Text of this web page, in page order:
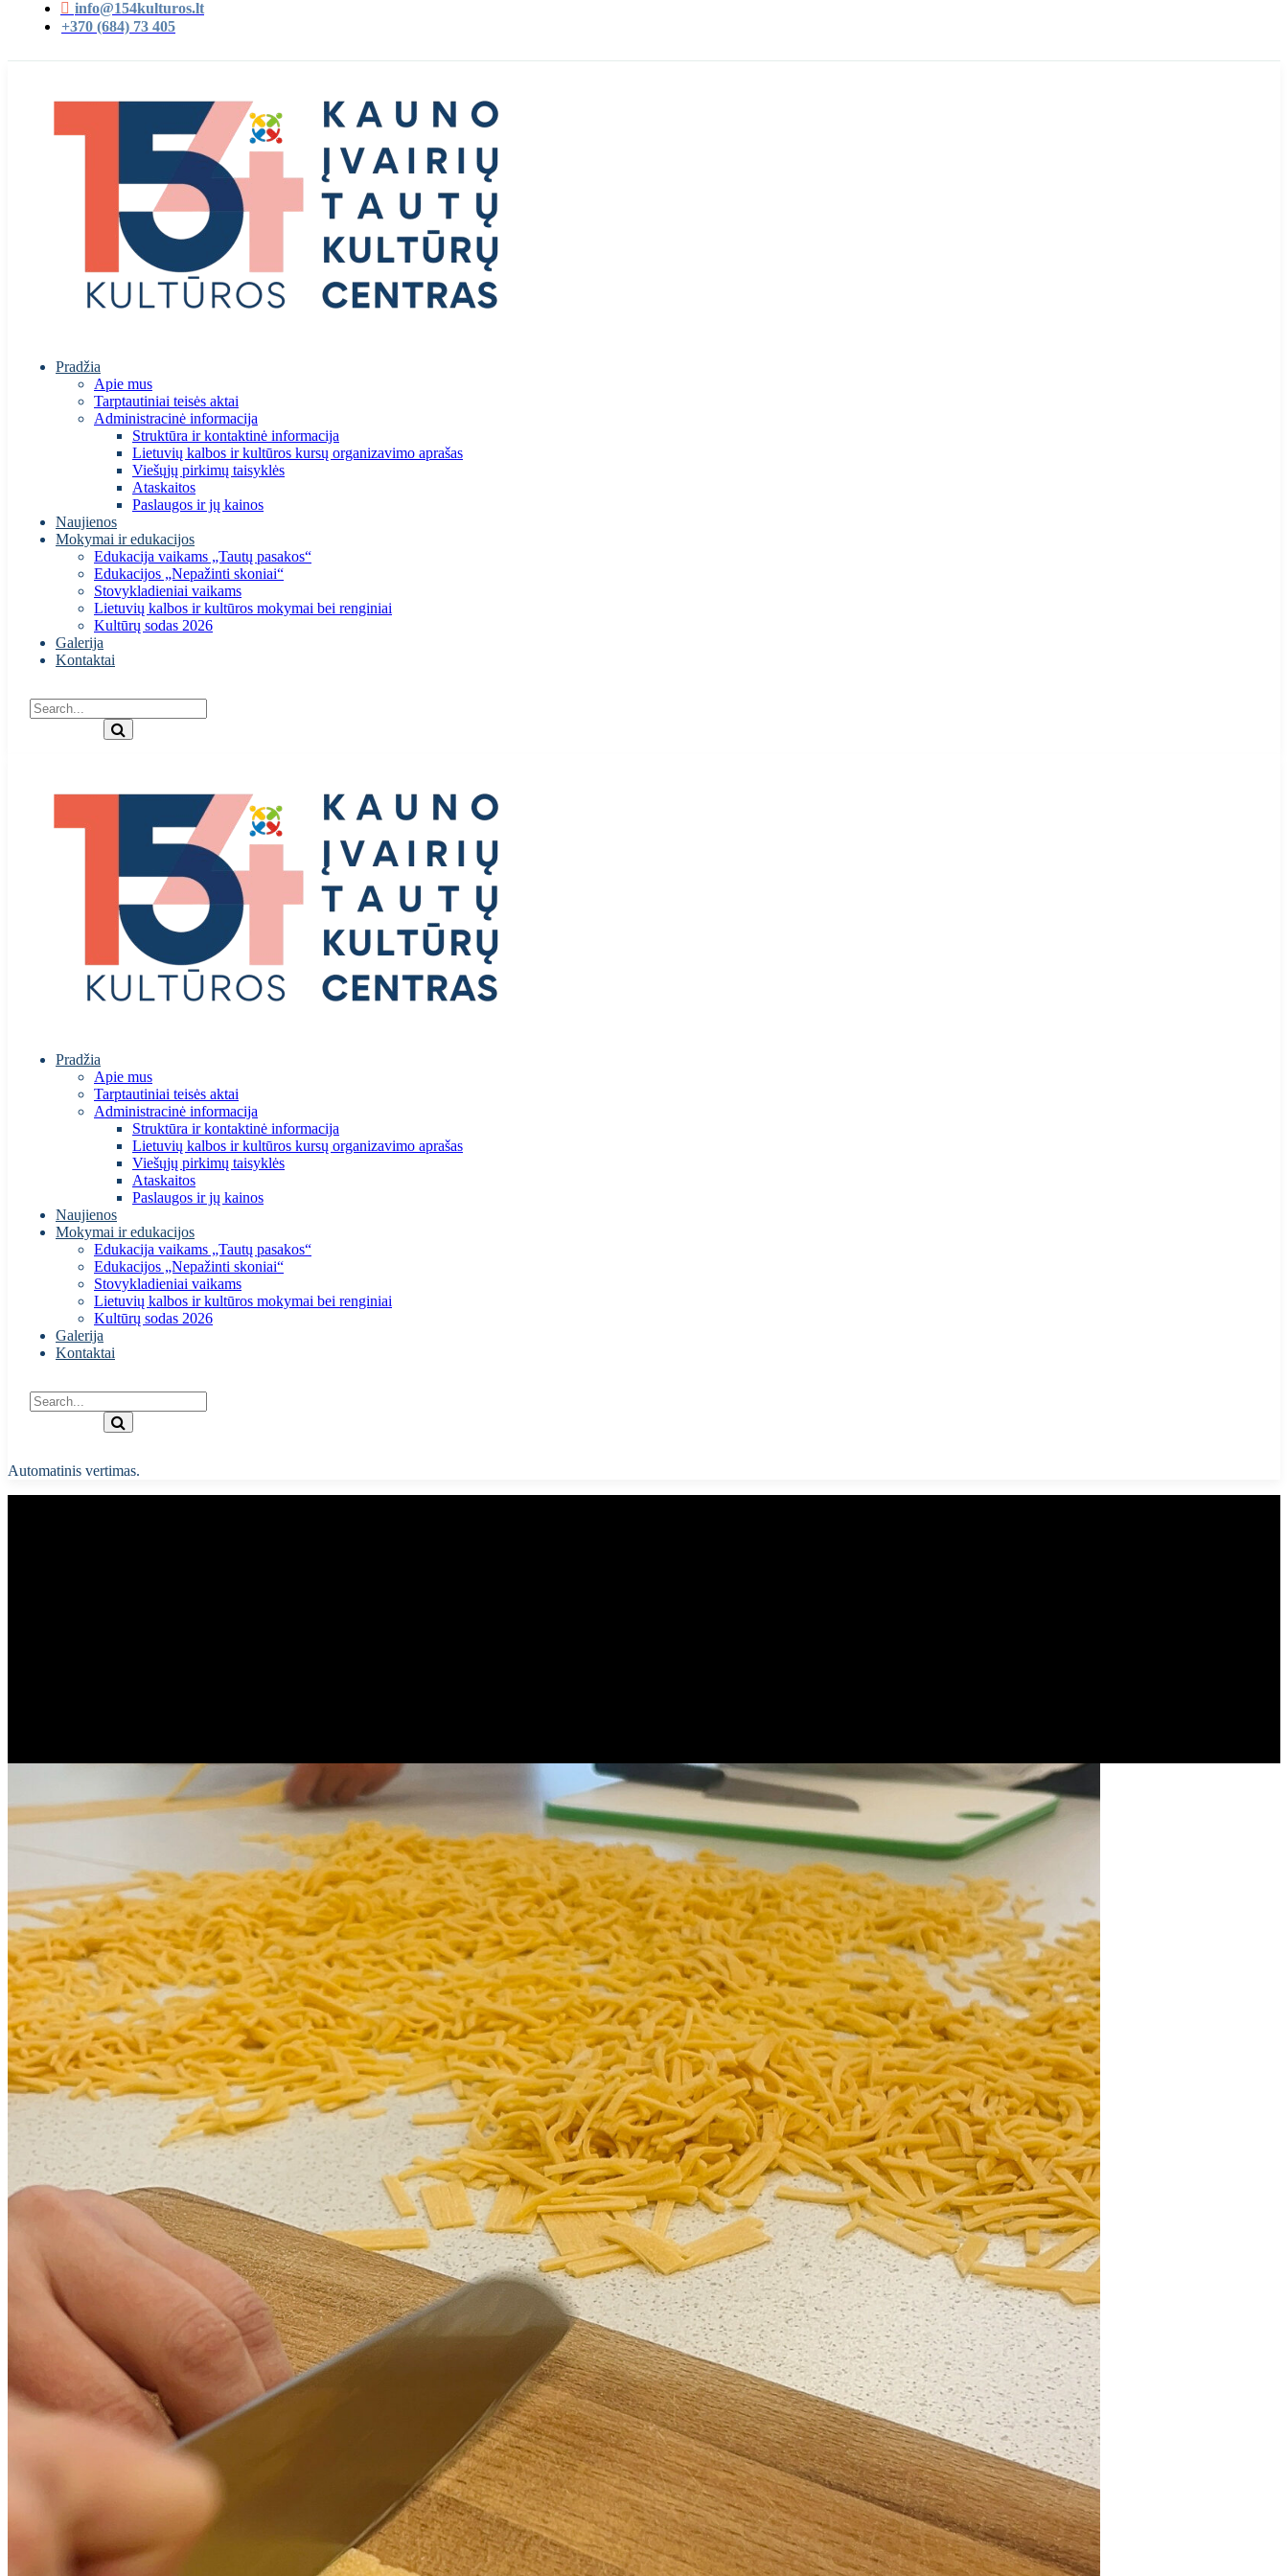
info@154kulturos.lt
+370 (684) 73 405
Pradžia
Apie mus
Tarptautiniai teisės aktai
Administracinė informacija
Struktūra ir kontaktinė informacija
Lietuvių kalbos ir kultūros kursų organizavimo aprašas
Viešųjų pirkimų taisyklės
Ataskaitos
Paslaugos ir jų kainos
Naujienos
Mokymai ir edukacijos
Edukacija vaikams „Tautų pasakos“
Edukacijos „Nepažinti skoniai“
Stovykladieniai vaikams
Lietuvių kalbos ir kultūros mokymai bei renginiai
Kultūrų sodas 2026
Galerija
Kontaktai
Pradžia
Apie mus
Tarptautiniai teisės aktai
Administracinė informacija
Struktūra ir kontaktinė informacija
Lietuvių kalbos ir kultūros kursų organizavimo aprašas
Viešųjų pirkimų taisyklės
Ataskaitos
Paslaugos ir jų kainos
Naujienos
Mokymai ir edukacijos
Edukacija vaikams „Tautų pasakos“
Edukacijos „Nepažinti skoniai“
Stovykladieniai vaikams
Lietuvių kalbos ir kultūros mokymai bei renginiai
Kultūrų sodas 2026
Galerija
Kontaktai
Automatinis vertimas.